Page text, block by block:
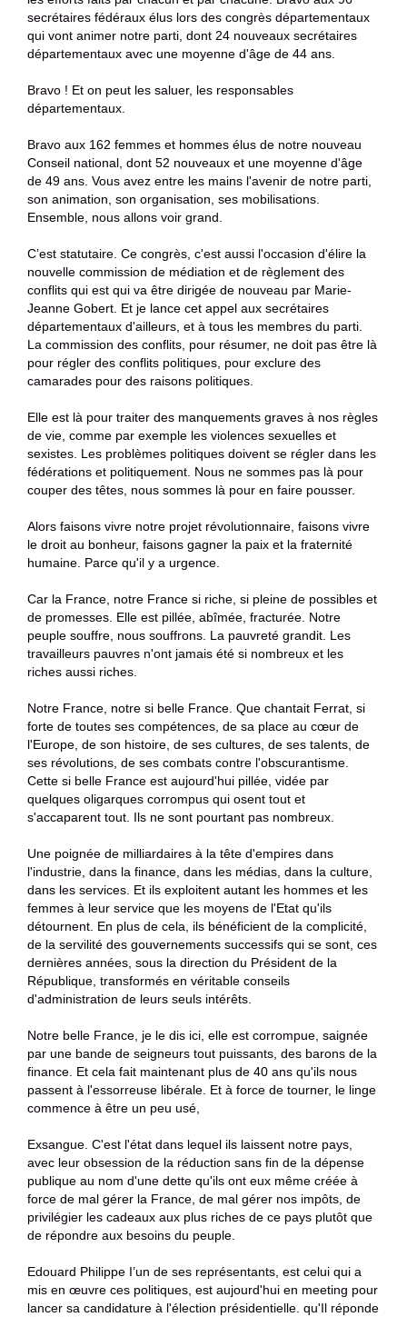
secrétaires fédéraux élus lors des congrès départementaux
qui vont animer notre parti, dont 24 nouveaux secrétaires
départementaux avec une moyenne d'âge de 44 ans.
Bravo ! Et on peut les saluer, les responsables
départementaux.
Bravo aux 162 femmes et hommes élus de notre nouveau
Conseil national, dont 52 nouveaux et une moyenne d'âge
de 49 ans. Vous avez entre les mains l'avenir de notre parti,
son animation, son organisation, ses mobilisations.
Ensemble, nous allons voir grand.
C’est statutaire. Ce congrès, c'est aussi l'occasion d'élire la
nouvelle commission de médiation et de règlement des
conflits qui est qui va être dirigée de nouveau par Marie-
Jeanne Gobert. Et je lance cet appel aux secrétaires
départementaux d'ailleurs, et à tous les membres du parti.
La commission des conflits, pour résumer, ne doit pas être là
pour régler des conflits politiques, pour exclure des
camarades pour des raisons politiques.
Elle est là pour traiter des manquements graves à nos règles
de vie, comme par exemple les violences sexuelles et
sexistes. Les problèmes politiques doivent se régler dans les
fédérations et politiquement. Nous ne sommes pas là pour
couper des têtes, nous sommes là pour en faire pousser.
Alors faisons vivre notre projet révolutionnaire, faisons vivre
le droit au bonheur, faisons gagner la paix et la fraternité
humaine. Parce qu'il y a urgence.
Car la France, notre France si riche, si pleine de possibles et
de promesses. Elle est pillée, abîmée, fracturée. Notre
peuple souffre, nous souffrons. La pauvreté grandit. Les
travailleurs pauvres n'ont jamais été si nombreux et les
riches aussi riches.
Notre France, notre si belle France. Que chantait Ferrat, si
forte de toutes ses compétences, de sa place au cœur de
l'Europe, de son histoire, de ses cultures, de ses talents, de
ses révolutions, de ses combats contre l'obscurantisme.
Cette si belle France est aujourd'hui pillée, vidée par
quelques oligarques corrompus qui osent tout et
s'accaparent tout. Ils ne sont pourtant pas nombreux.
Une poignée de milliardaires à la tête d'empires dans
l'industrie, dans la finance, dans les médias, dans la culture,
dans les services. Et ils exploitent autant les hommes et les
femmes à leur service que les moyens de l'Etat qu'ils
détournent. En plus de cela, ils bénéficient de la complicité,
de la servilité des gouvernements successifs qui se sont, ces
dernières années, sous la direction du Président de la
République, transformés en véritable conseils
d'administration de leurs seuls intérêts.
Notre belle France, je le dis ici, elle est corrompue, saignée
par une bande de seigneurs tout puissants, des barons de la
finance. Et cela fait maintenant plus de 40 ans qu'ils nous
passent à l'essorreuse libérale. Et à force de tourner, le linge
commence à être un peu usé,
Exsangue. C'est l'état dans lequel ils laissent notre pays,
avec leur obsession de la réduction sans fin de la dépense
publique au nom d'une dette qu'ils ont eux même créée à
force de mal gérer la France, de mal gérer nos impôts, de
privilégier les cadeaux aux plus riches de ce pays plutôt que
de répondre aux besoins du peuple.
Edouard Philippe I’un de ses représentants, est celui qui a
mis en œuvre ces politiques, est aujourd'hui en meeting pour
lancer sa candidature à l'élection présidentielle. qu'Il réponde